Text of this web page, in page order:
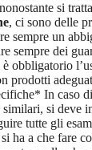
si
, ci sono delle
sempre un
sempre dei
obbligatorio
prodotti
In caso
si deve
tutte gli
ha a che fare